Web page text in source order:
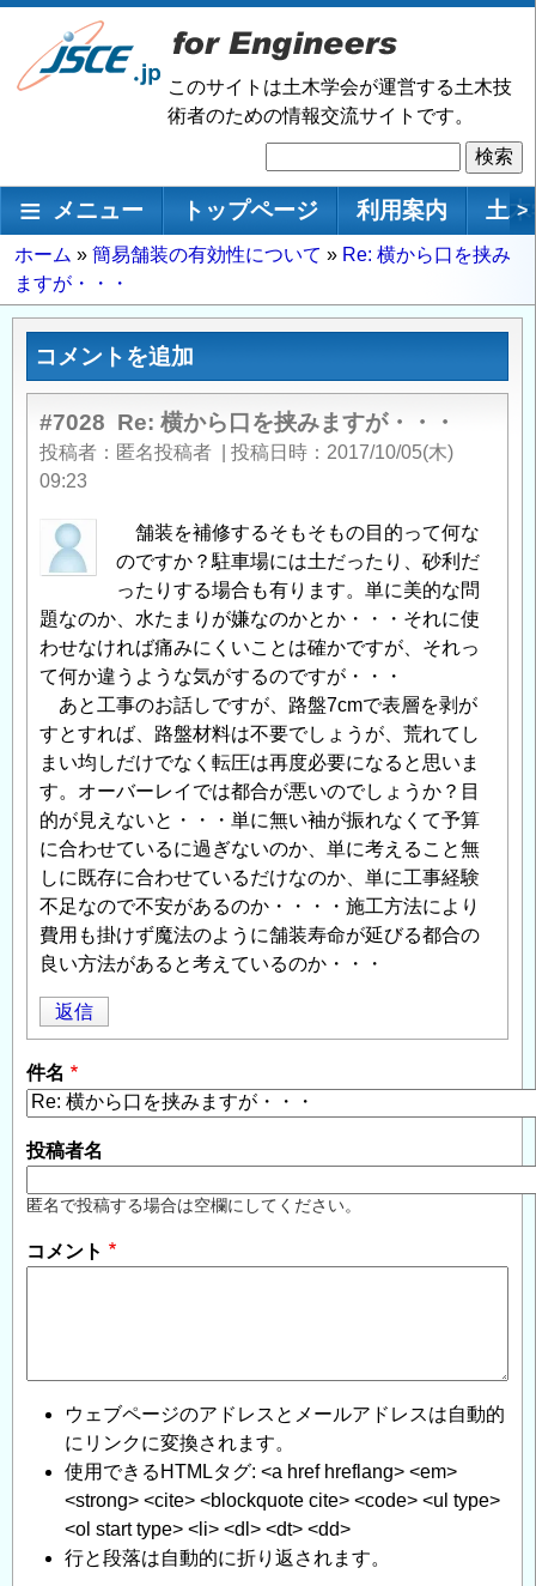
メ
ン
動
このサイトは土木学会が運営する土木技
術者のための情報交流サイトです。
索
メインナビゲーション
メニュー トップページ 利用案内 土 >
パ
ン
く
ホーム 簡易舗装の有効性について
Re: 横から口を挟み
ますが・・・
コメントを追加
#7028 Re: 横から口を挟みますが・・・
投稿者 匿名投稿者 投稿日時
2017/10/05(木)
09:23
舗装を補修するそもそもの目的って何な
のですか？駐車場には土だったり、砂利だ
ったりする場合も有ります。単に美的な問
題なのか、水たまりが嫌なのかとか・・・それに使
わせなければ痛みにくいことは確かですが、それっ
て何か違うような気がするのですが・・・
あと工事のお話しですが、路盤7cmで表層を剥が
すとすれば、路盤材料は不要でしょうが、荒れてし
まい均しだけでなく転圧は再度必要になると思いま
す。オーバーレイでは都合が悪いのでしょうか？目
的が見えないと・・・単に無い袖が振れなくて予算
に合わせているに過ぎないのか、単に考えること無
しに既存に合わせているだけなのか、単に工事経験
不足なので不安があるのか・・・・施工方法により
費用も掛けず魔法のように舗装寿命が延びる都合の
良い方法があると考えているのか・・・
返信
件名
投稿者名
匿名で投稿する場合は空欄にしてください。
コメント
ウェブページのアドレスとメールアドレスは自動的
にリンクに変換されます。
使用できるHTMLタグ: <a href hreflang> <em>
<strong> <cite> <blockquote cite> <code> <ul type>
<ol start type> <li> <dl> <dt> <dd>
行と段落は自動的に折り返されます。